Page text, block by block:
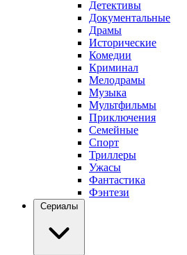
Детективы
Документальные
Драмы
Исторические
Комедии
Криминал
Мелодрамы
Музыка
Мультфильмы
Приключения
Семейные
Спорт
Триллеры
Ужасы
Фантастика
Фэнтези
Сериалы